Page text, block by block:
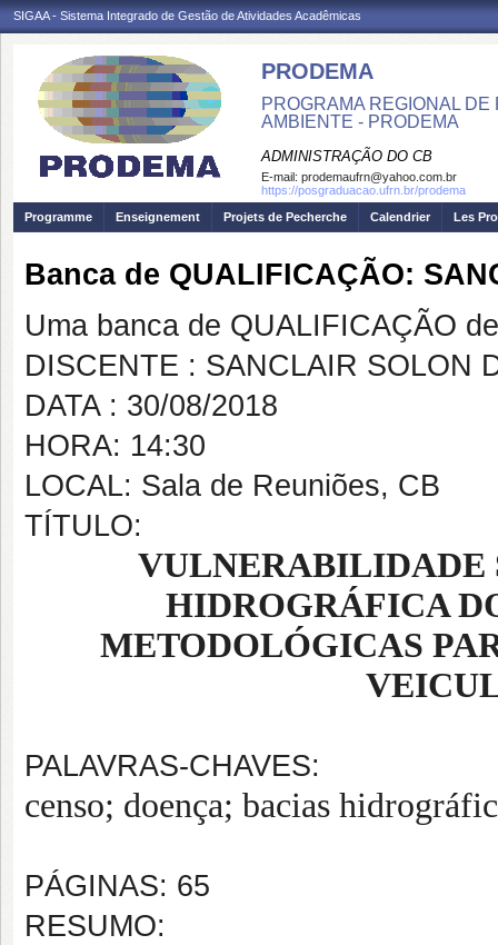
SIGAA - Sistema Integrado de Gestão de Atividades Acadêmicas
PRODEMA
PROGRAMA REGIONAL
AMBIENTE - PRODEMA
ADMINISTRAÇÃO DO CB
E-mail: prodemaufrn@yahoo.com.br
https://posgraduacao.ufrn.br/prodema
Programme
Enseignement Projets de Pecherche Calendrier Les
Banca de QUALIFICAÇÃO:
Uma banca de QUALIFICAÇÃO
DISCENTE : SANCLAIR SOLON
DATA : 30/08/2018
HORA: 14:30
LOCAL: Sala de Reuniões, CB
TÍTULO:
VULNERABILIDADE
HIDROGRÁFICA
METODOLÓGICAS
PALAVRAS-CHAVES:
censo; doença; bacias
PÁGINAS: 65
RESUMO: